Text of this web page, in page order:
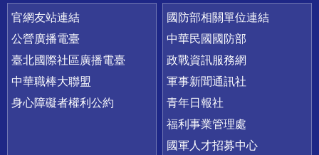
官網友站連結
公營廣播電臺
臺北國際社區廣播電臺
中華職棒大聯盟
身心障礙者權利公約
國防部相關單位連結
中華民國國防部
政戰資訊服務網
軍事新聞通訊社
青年日報社
福利事業管理處
國軍人才招募中心